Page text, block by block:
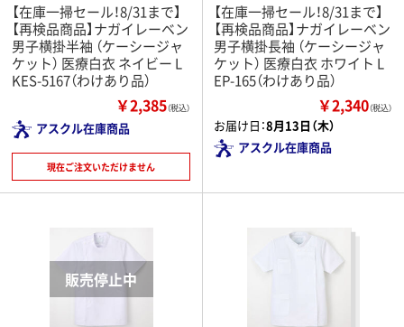
【在庫一掃セール！8/31まで】
【再検品商品】ナガイレーベン
男子横掛半袖 （ケーシージャ
ケット） 医療白衣 ネイビー L
KES-5167（わけあり品）
￥2,385（税込）
アスクル在庫商品
現在ご注文いただけません
【在庫一掃セール！8/31まで】
【再検品商品】ナガイレーベン
男子横掛長袖 （ケーシージャ
ケット） 医療白衣 ホワイト L
EP-165（わけあり品）
￥2,340（税込）
お届け日：8月13日（木）
アスクル在庫商品